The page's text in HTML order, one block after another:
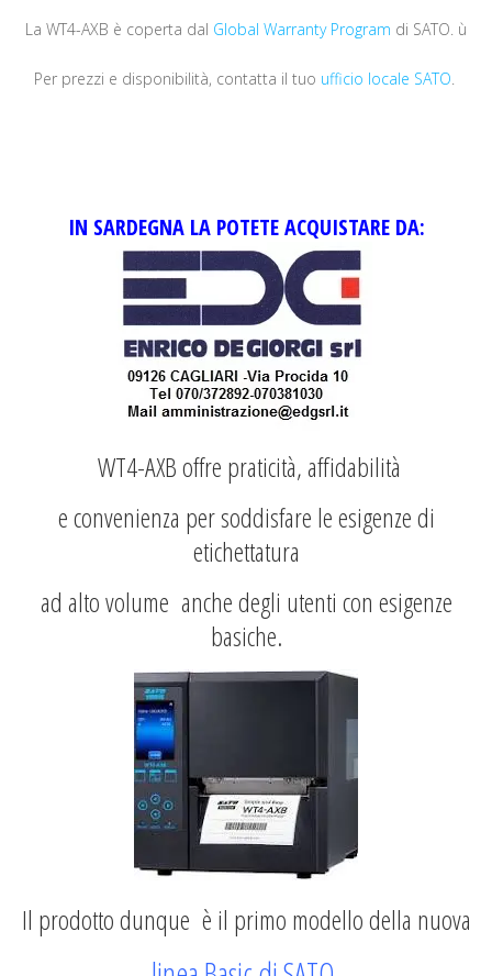
La WT4-AXB è coperta dal Global Warranty Program di SATO. ù
Per prezzi e disponibilità, contatta il tuo ufficio locale SATO
IN SARDEGNA LA POTETE ACQUISTARE DA:
WT4-AXB offre praticità, affidabilità
e convenienza per soddisfare le esigenze di
etichettatura
ad alto volume anche degli utenti con esigenze
basiche.
Il prodotto dunque è il primo modello della nuova